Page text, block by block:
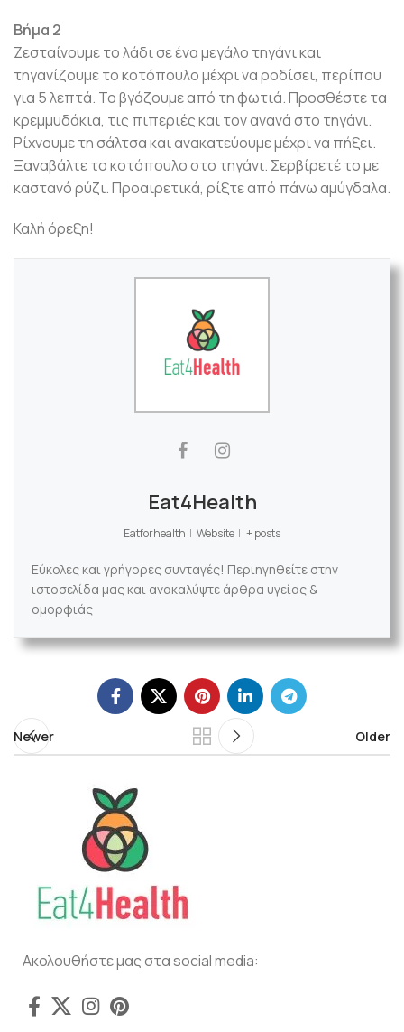
Βήμα 2
Ζεσταίνουμε το λάδι σε ένα μεγάλο τηγάνι και
τηγανίζουμε το κοτόπουλο μέχρι να ροδίσει, περίπου
για 5 λεπτά. Το βγάζουμε από τη φωτιά. Προσθέστε τα
κρεμμυδάκια, τις πιπεριές και τον ανανά στο τηγάνι.
Ρίχνουμε τη σάλτσα και ανακατεύουμε μέχρι να πήξει.
Ξαναβάλτε το κοτόπουλο στο τηγάνι. Σερβίρετέ το με
καστανό ρύζι. Προαιρετικά, ρίξτε από πάνω αμύγδαλα.
Καλή όρεξη!
Eat4Health
Eatforhealth | Website | + posts
Εύκολες και γρήγορες συνταγές! Περιηγηθείτε στην
ιστοσελίδα μας και ανακαλύψτε άρθρα υγείας &
ομορφιάς
Newer Older
Ακολουθήστε μας στα social media: